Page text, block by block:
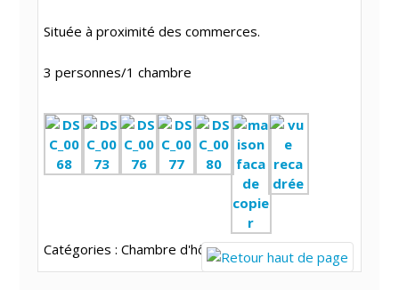
Située à proximité des commerces.
3 personnes/1 chambre
Catégories : Chambre d'hôtes